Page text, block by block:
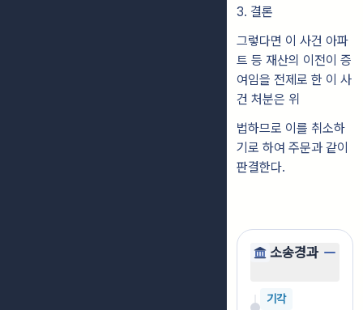
3. 결론
그렇다면 이 사건 아파
트 등 재산의 이전이 증
여임을 전제로 한 이 사
건 처분은 위
법하므로 이를 취소하
기로 하여 주문과 같이
판결한다.
소송경과
기각